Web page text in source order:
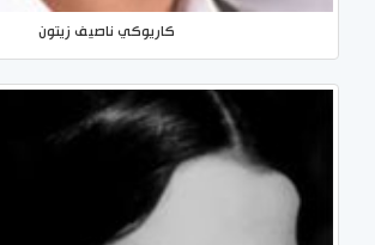
كاريوكي ناصيف زيتون